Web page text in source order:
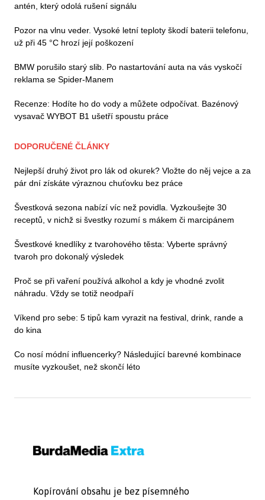
antén, který odolá rušení signálu
Pozor na vlnu veder. Vysoké letní teploty škodí baterii telefonu,
už při 45 °C hrozí její poškození
BMW porušilo starý slib. Po nastartování auta na vás vyskočí
reklama se Spider-Manem
Recenze: Hodíte ho do vody a můžete odpočívat. Bazénový
vysavač WYBOT B1 ušetří spoustu práce
DOPORUČENÉ ČLÁNKY
Nejlepší druhý život pro lák od okurek? Vložte do něj vejce a za
pár dní získáte výraznou chuťovku bez práce
Švestková sezona nabízí víc než povidla. Vyzkoušejte 30
receptů, v nichž si švestky rozumí s mákem či marcipánem
Švestkové knedlíky z tvarohového těsta: Vyberte správný
tvaroh pro dokonalý výsledek
Proč se při vaření používá alkohol a kdy je vhodné zvolit
náhradu. Vždy se totiž neodpaří
Víkend pro sebe: 5 tipů kam vyrazit na festival, drink, rande a
do kina
Co nosí módní influencerky? Následující barevné kombinace
musíte vyzkoušet, než skončí léto
Kopírování obsahu je bez písemného